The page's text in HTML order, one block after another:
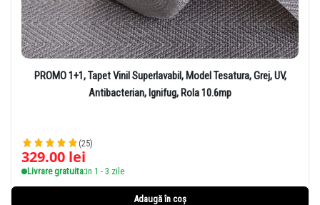
PROMO 1+1, Tapet Vinil Superlavabil, Model Tesatura, Grej, UV,
Antibacterian, Ignifug, Rola 10.6mp
(25)
329.00 lei
Livrare gratuita:in 1 - 3 zile
Adaugă în coș